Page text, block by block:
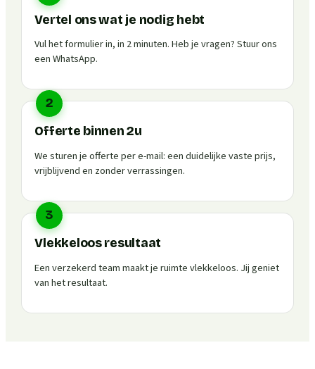
Vertel ons wat je nodig hebt
Vul het formulier in, in 2 minuten. Heb je vragen? Stuur ons
een WhatsApp.
2
Offerte binnen 2u
We sturen je offerte per e-mail: een duidelijke vaste prijs,
vrijblijvend en zonder verrassingen.
3
Vlekkeloos resultaat
Een verzekerd team maakt je ruimte vlekkeloos. Jij geniet
van het resultaat.